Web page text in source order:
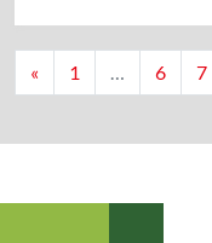
Berichten
« 1 … 6 7